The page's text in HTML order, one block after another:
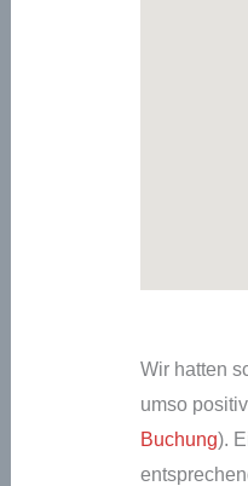
Wir hatten
umso
Buchung).